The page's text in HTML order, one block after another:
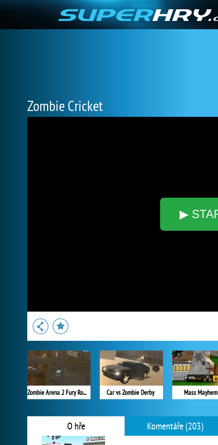
Zombie Cricket
▶
Zombie Arena 2 Fury Road Car vs Zombie Derby Mass
O hře Komentáře (203)